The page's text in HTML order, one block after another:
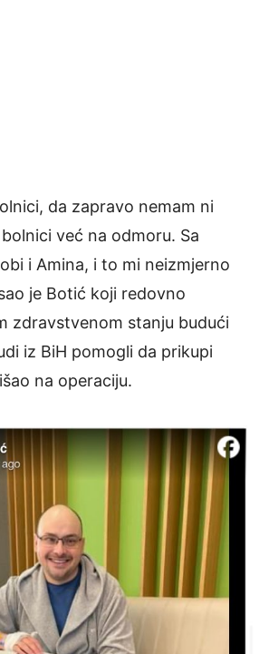
da zapravo nemam ni
već na odmoru. Sa
i Amina, i to mi neizmjerno
je Botić koji redovno
zdravstvenom stanju budući
iz BiH pomogli da prikupi
na operaciju.